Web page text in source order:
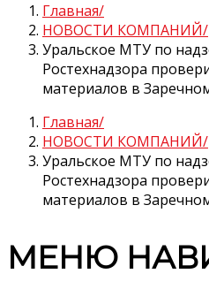
Главная
НОВОСТИ КОМПАНИЙ
Уральское МТУ по
Ростехнадзора
материалов в
Главная
НОВОСТИ КОМПАНИЙ
Уральское МТУ по
Ростехнадзора
материалов в
МЕНЮ